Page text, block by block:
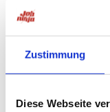
Zustimmung
Diese Webseite